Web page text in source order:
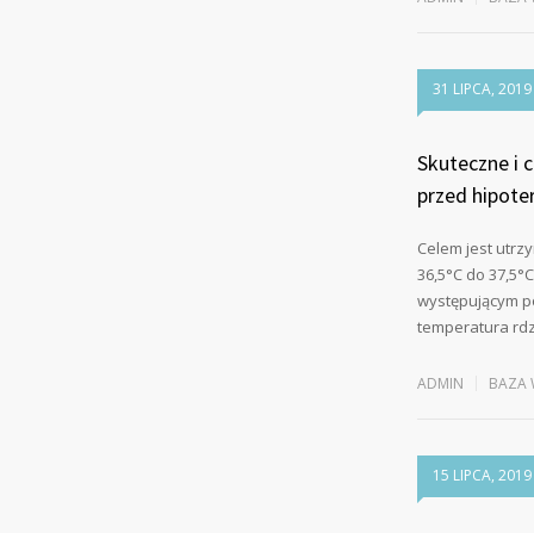
31 LIPCA, 2019
Skuteczne i
przed
Celem jest
36,5°C do
występującym
temperatura
ADMIN BAZA
15 LIPCA, 2019